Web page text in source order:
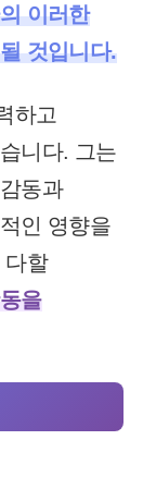
이러한
것입니다.
하고
니다. 그는
동과
인 영향을
다할
을